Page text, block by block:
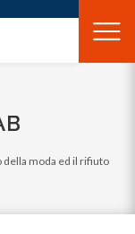
della moda ed il rifiuto